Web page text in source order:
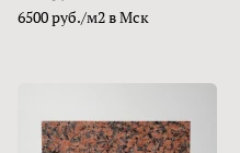
6500 руб./м2 в Мск